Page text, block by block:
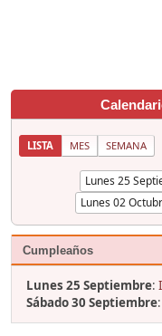
LISTA MES SEMANA
Cumpleaños
Lunes 25 Septiembre:
Sábado 30 Septiembre: